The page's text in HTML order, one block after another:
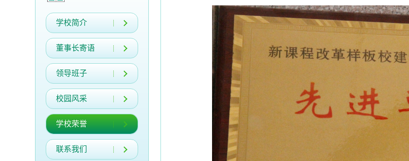
学校简介
董事长寄语
领导班子
校园风采
学校荣誉
联系我们